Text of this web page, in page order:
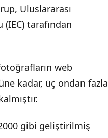
Uluslararası
tarafından
web
kadar, üç ondan fazla
2000 gibi geliştirilmiş